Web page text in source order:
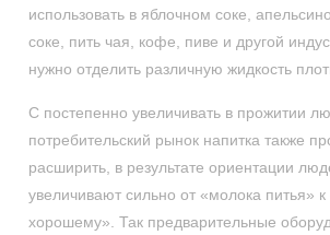
использовать в яблочном соке,
соке, пить чая, кофе, пиве и другой
нужно отделить различную жидкость
С постепенно увеличивать в прожитии
потребительский рынок напитка также
расширить, в результате ориентации
увеличивают сильно от «молока питья»
хорошему». Так предварительные